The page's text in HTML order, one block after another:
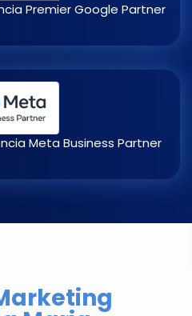
Premier Google Partner​
Meta Business Partner​